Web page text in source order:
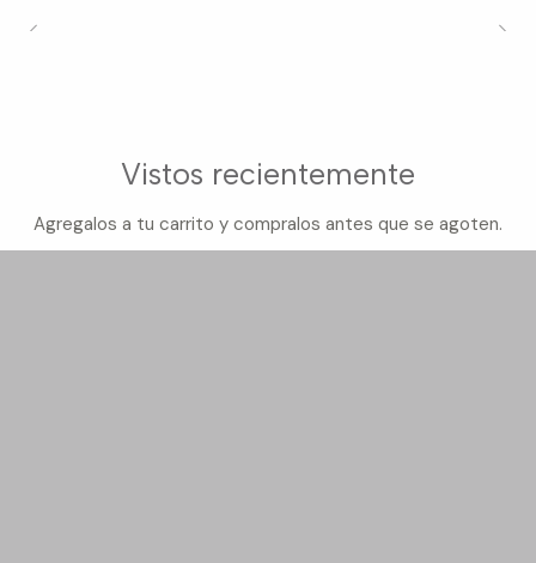
Vistos recientemente
Agregalos a tu carrito y compralos antes que se agoten.